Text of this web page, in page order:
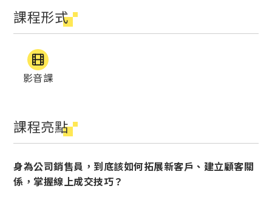
課程形式
影音課
課程亮點
身為公司銷售員，到底該如何拓展新客戶、建立顧客關
係，掌握線上成交技巧？